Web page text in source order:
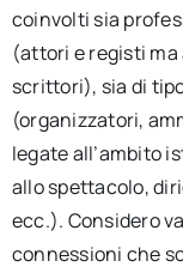
coinvolti sia
(attori e registi
scrittori), sia di
(organizzatori,
legate all’ambito
allo spettacolo,
ecc.). Considero
connessioni che